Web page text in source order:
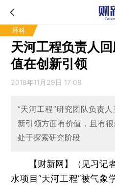
环科
天河工程负责人
值在创新引领
2018年11月29日 17:08
“天河工程”研究团队负责
新引领方面有价值，且有
处于探索研究阶段
【财新网】（见习记
水项目“天河工程”被气象